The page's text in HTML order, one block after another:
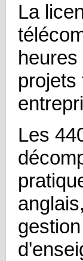
La
projets
Les